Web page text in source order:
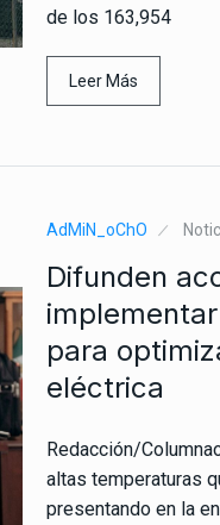
de los 163,954
Leer Más
AdMiN_oChO
Difunden
para
eléctrica
Redacción/
altas temperaturas
presentando en la